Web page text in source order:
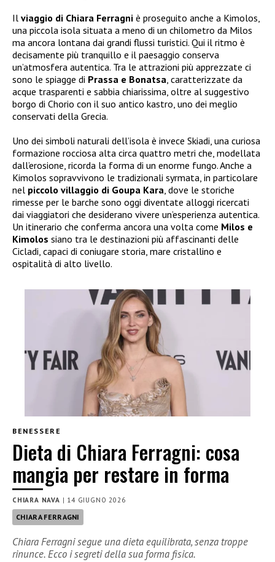
Il viaggio di Chiara Ferragni è proseguito anche a Kimolos,
una piccola isola situata a meno di un chilometro da Milos
ma ancora lontana dai grandi flussi turistici. Qui il ritmo è
decisamente più tranquillo e il paesaggio conserva
un’atmosfera autentica. Tra le attrazioni più apprezzate ci
sono le spiagge di Prassa e Bonatsa , caratterizzate da
acque trasparenti e sabbia chiarissima, oltre al suggestivo
borgo di Chorio con il suo antico kastro, uno dei meglio
conservati della Grecia.
Uno dei simboli naturali dell’isola è invece Skiadi, una curiosa
formazione rocciosa alta circa quattro metri che, modellata
dall’erosione, ricorda la forma di un enorme fungo. Anche a
Kimolos sopravvivono le tradizionali syrmata, in particolare
nel piccolo villaggio di Goupa Kara , dove le storiche
rimesse per le barche sono oggi diventate alloggi ricercati
dai viaggiatori che desiderano vivere un’esperienza autentica.
Un itinerario che conferma ancora una volta come Milos e
Kimolos siano tra le destinazioni più affascinanti delle
Cicladi, capaci di coniugare storia, mare cristallino e
ospitalità di alto livello.
BENESSERE
Dieta di Chiara Ferragni: cosa
mangia per restare in forma
CHIARA NAVA | 14 GIUGNO 2026
CHIARA FERRAGNI
Chiara Ferragni segue una dieta equilibrata, senza troppe
rinunce. Ecco i segreti della sua forma fisica.